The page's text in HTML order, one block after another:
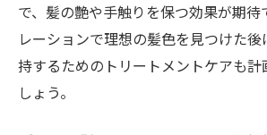
で、髪の艶や手触りを保つ効果が期待
レーションで理想の髪色を見つけた
持するためのトリートメントケアも計
しょう。